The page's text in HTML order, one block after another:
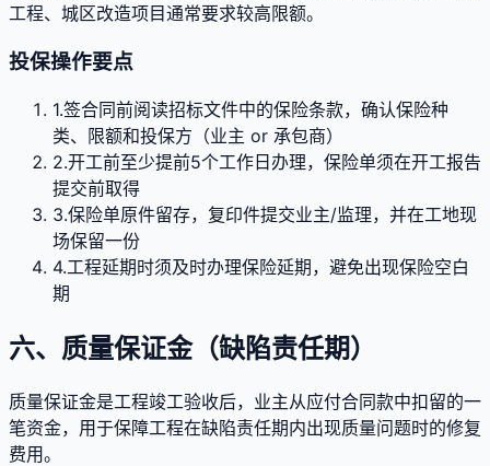
工程、城区改造项目通常要求较高限额。
投保操作要点
1.签合同前阅读招标文件中的保险条款，确认保险种
类、限额和投保方（业主 or 承包商）
2.开工前至少提前5个工作日办理，保险单须在开工报告
提交前取得
3.保险单原件留存，复印件提交业主/监理，并在工地现
场保留一份
4.工程延期时须及时办理保险延期，避免出现保险空白
期
六、质量保证金（缺陷责任期）
质量保证金是工程竣工验收后，业主从应付合同款中扣留的一
笔资金，用于保障工程在缺陷责任期内出现质量问题时的修复
费用。